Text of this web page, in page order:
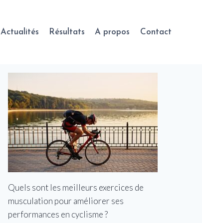
Actualités Résultats A propos Contact
Quels sont les meilleurs exercices de
musculation pour améliorer ses
performances en cyclisme ?